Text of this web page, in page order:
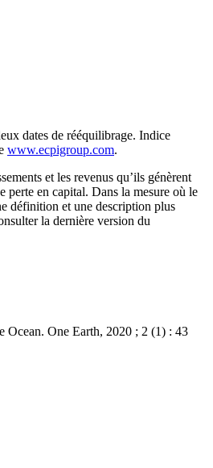
dates de rééquilibrage. Indice
www.ecpigroup.com.
et les revenus qu’ils génèrent
perte en capital. Dans la mesure où le
définition et une description plus
la dernière version du
One Earth, 2020 ; 2 (1) : 43